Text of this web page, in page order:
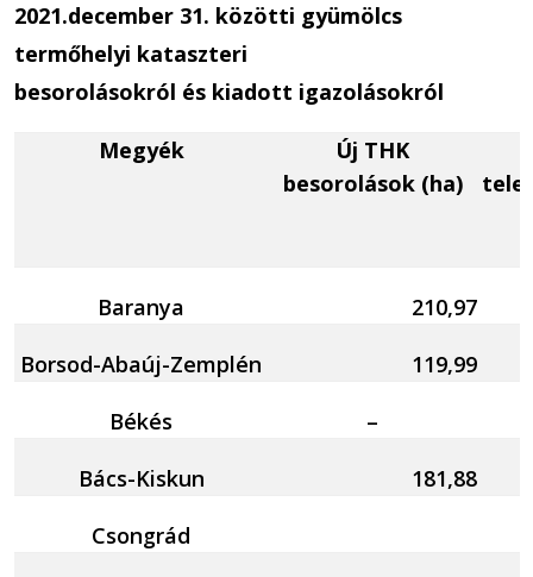
2021.december 31. közötti gyümölcs
termőhelyi kataszteri
besorolásokról és kiadott igazolásokról
Megyék
Új THK
besorolások (ha)
Baranya
210,97
Borsod-Abaúj-Zemplén
119,99
Békés
–
Bács-Kiskun
181,88
Csongrád